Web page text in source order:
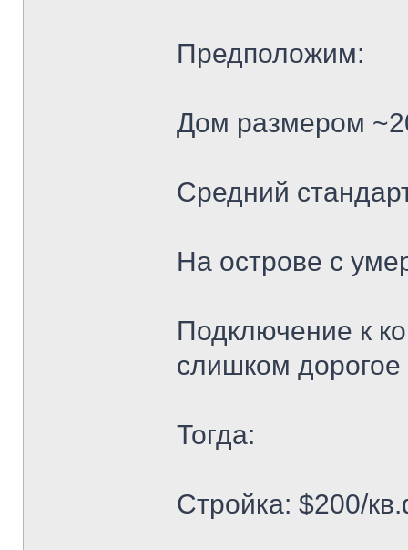
Предположим:
Дом размером
Средний
На острове с
Подключение к
слишком дорогое
Тогда:
Стройка: $200/